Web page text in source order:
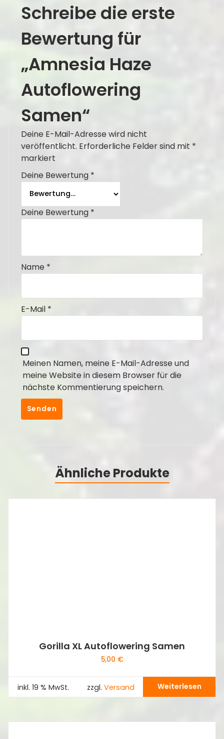
Schreibe die erste
Bewertung für
„Amnesia Haze
Autoflowering
Samen“
Deine E-Mail-Adresse wird nicht
veröffentlicht. Erforderliche Felder sind mit *
markiert
Deine Bewertung *
Deine Bewertung *
Name *
E-Mail *
Meinen Namen, meine E-Mail-Adresse und
meine Website in diesem Browser für die
nächste Kommentierung speichern.
Ähnliche Produkte
Gorilla XL Autoflowering Samen
5,00 €
inkl. 19 % MwSt. zzgl. Versand Weiterlesen